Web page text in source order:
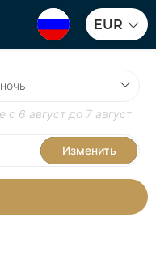
EUR
с 6 август до 7 август
Изменить